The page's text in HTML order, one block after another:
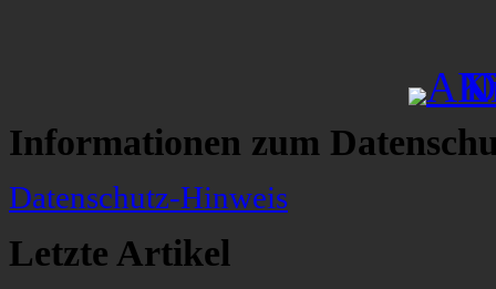
Informationen zum
Datenschutz-Hinweis
Letzte Artikel